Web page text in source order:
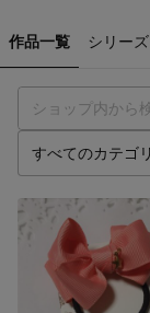
作品一覧 シリーズ